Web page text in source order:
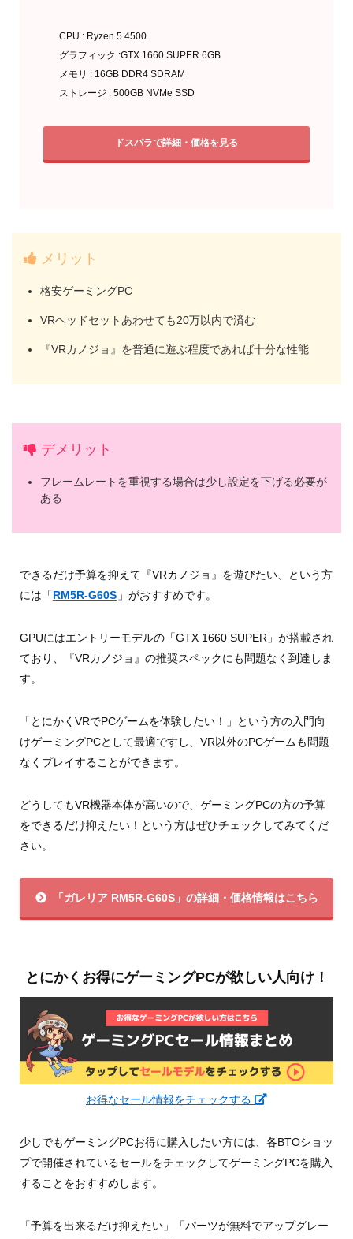
CPU : Ryzen 5 4500
グラフィック :GTX 1660 SUPER 6GB
メモリ : 16GB DDR4 SDRAM
ストレージ : 500GB NVMe SSD
ドスパラで詳細・価格を見る
メリット
格安ゲーミングPC
VRヘッドセットあわせても20万以内で済む
『VRカノジョ』を普通に遊ぶ程度であれば十分な性能
デメリット
フレームレートを重視する場合は少し設定を下げる必要が
ある
できるだけ予算を抑えて『VRカノジョ』を遊びたい、という方
には「RM5R-G60S 」がおすすめです。
GPUにはエントリーモデルの「GTX 1660 SUPER」が搭載され
ており、『VRカノジョ』の推奨スペックにも問題なく到達しま
す。
「とにかくVRでPCゲームを体験したい！」という方の入門向
けゲーミングPCとして最適ですし、VR以外のPCゲームも問題
なくプレイすることができます。
どうしてもVR機器本体が高いので、ゲーミングPCの方の予算
をできるだけ抑えたい！という方はぜひチェックしてみてくだ
さい。
「ガレリア RM5R-G60S」の詳細・価格情報はこちら
とにかくお得にゲーミングPCが欲しい人向け！
お得なセール情報をチェックする
少しでもゲーミングPCお得に購入したい方には、各BTOショッ
プで開催されているセールをチェックしてゲーミングPCを購入
することをおすすめします。
「予算を出来るだけ抑えたい」「パーツが無料でアップグレー